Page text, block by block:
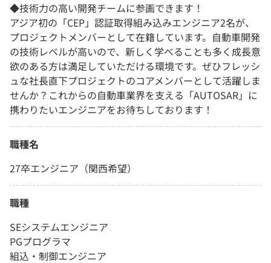
◆技術力の高い開発チームに参画できます！
アジア初の「CEP」認証取得組み込みエンジニア2名が、
プロジェクトメンバーとして在籍しています。自動車開発
の技術レベルが高いので、新しく学べることも多く成長意
欲のある方は満足していただける環境です。ぜひフレッシ
ュな社長直下プロジェクトのコアメンバーとして活躍しま
せんか？これからの自動車業界を支える「AUTOSAR」に
携わりたいエンジニアをお待ちしております！
職種名
27卒エンジニア（関西希望）
職種
SEシステムエンジニア
PGプログラマ
組込・制御エンジニア